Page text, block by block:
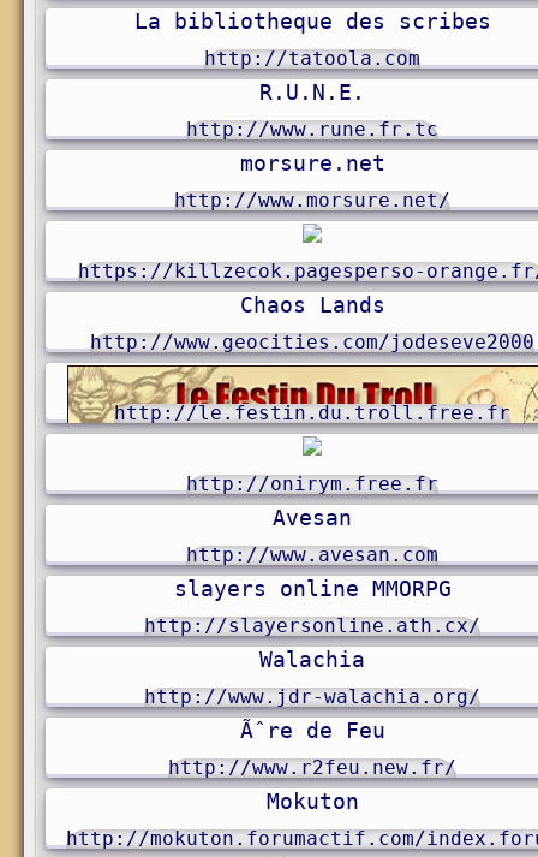
La bibliotheque des scribes
http://tatoola.com
R.U.N.E.
http://www.rune.fr.tc
morsure.net
http://www.morsure.net/
https://killzecok.pagesperso-
Chaos Lands
http://www.geocities.com/jodeseve2000
http://le.festin.du.troll.free.fr
http://onirym.free.fr
Avesan
http://www.avesan.com
slayers online MMORPG
http://slayersonline.ath.cx/
Walachia
http://www.jdr-walachia.org/
Ãˆre de Feu
http://www.r2feu.new.fr/
Mokuton
http://mokuton.forumactif.com/